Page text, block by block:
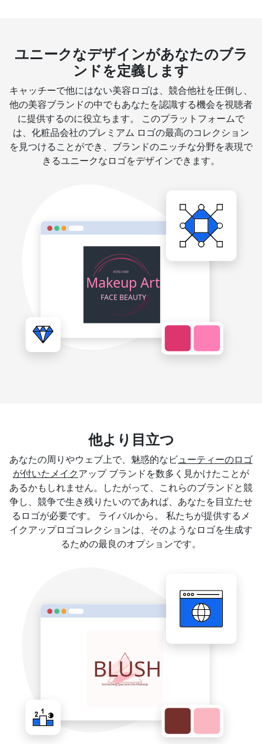
ユニークなデザインがあなたのブラ
ンドを定義します
キャッチーで他にはない美容ロゴは、競合他社を圧倒し、
他の美容ブランドの中でもあなたを認識する機会を視聴者
に提供するのに役立ちます。 このプラットフォームで
は、化粧品会社のプレミアム ロゴの最高のコレクション
を見つけることができ、ブランドのニッチな分野を表現で
きるユニークなロゴをデザインできます。
他より目立つ
あなたの周りやウェブ上で、魅惑的なビ ューティーのロゴ
が付いたメイク アップ ブランドを数多く見かけたことが
あるかもしれません。したがって、これらのブランドと競
争し、競争で生き残りたいのであれば、あなたを目立たせ
るロゴが必要です。 ライバルから。 私たちが提供するメ
イクアップロゴコレクションは、そのようなロゴを生成す
るための最良のオプションです。